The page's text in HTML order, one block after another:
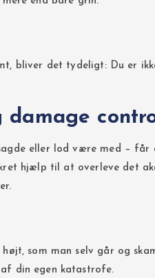
bliver det tydeligt: Du er
damage
eller lod være med – får
hjælp til at overleve det
som man selv går og
din egen katastrofe.